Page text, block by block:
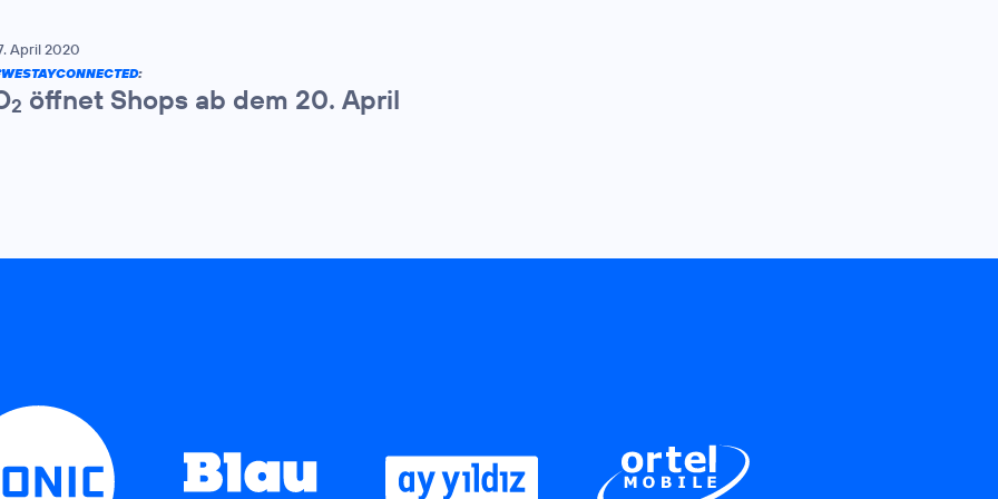
April 2020
:
2 öffnet Shops ab dem 20. April